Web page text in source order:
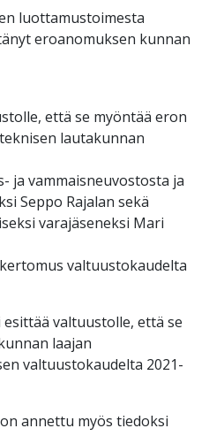
luottamustoimesta
eroanomuksen kunnan
että se myöntää eron
lautakunnan
ja vammaisneuvostosta ja
Seppo Rajalan sekä
varajäseneksi Mari
valtuustokaudelta
valtuustolle, että se
laajan
valtuustokaudelta 2021-
annettu myös tiedoksi